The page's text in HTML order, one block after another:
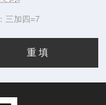
三加四=7